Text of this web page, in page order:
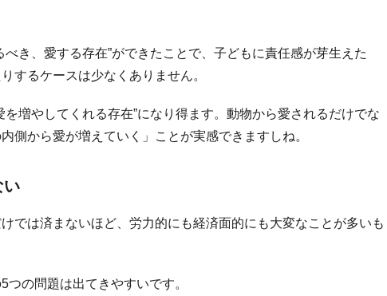
き、愛する存在”ができたことで、子どもに責任感が芽生えた
するケースは少なくありません。
増やしてくれる存在”になり得ます。動物から愛されるだけでな
側から愛が増えていく」ことが実感できますしね。
い
では済まないほど、労力的にも経済面的にも大変なことが多いも
の問題は出てきやすいです。